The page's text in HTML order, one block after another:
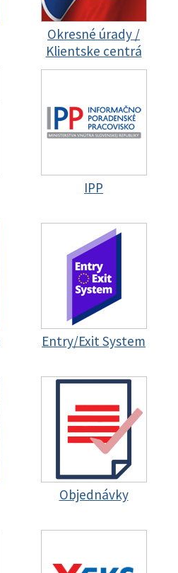
Okresné úrady /
Klientske centrá
IPP
Entry/Exit System
Objednávky